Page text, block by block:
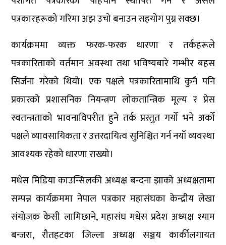
पत्रकारहरूको गरिमा अझ उचो बनाउन सहयोग पुग्न सक्छ।
कार्यक्रममा व्यक्त फरक-फरक धारणा र तर्कहरूले
पत्रकारिताको वर्तमान अवस्था तथा भविष्यबारे गम्भीर बहस
सिर्जना गरेको थियो। एक पक्षले पत्रकारितामाथि कुनै पनि
प्रकारको प्रशासनिक नियन्त्रण लोकतान्त्रिक मूल्य र प्रेस
स्वतन्त्रताको भावनाविपरीत हुने तर्क प्रस्तुत गर्यो भने अर्को
पक्षले व्यावसायिकता र उत्तरदायित्व सुनिश्चित गर्न नयाँ व्यवस्था
आवश्यक रहेको धारणा राख्यो।
मधेस मिडिया काउन्सिलकी अध्यक्ष बन्दना झाको अध्यक्षतामा
सम्पन्न कार्यक्रममा नेपाल पत्रकार महासंघका केन्द्रीय लेखा
संयोजक केसी लामिछाने, महासंघ मधेस प्रदेश अध्यक्ष श्याम
बन्जरा, रौतहटका जिल्ला अध्यक्ष सञ्जय कार्कीलगायत